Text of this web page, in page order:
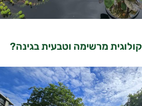
מרשימה וטבעית בגינה?